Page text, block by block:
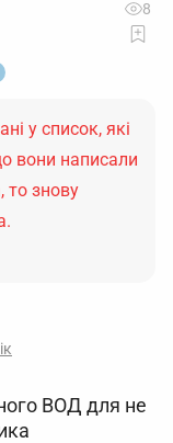
8
у список, які
вони написали
то знову
ВОД для не